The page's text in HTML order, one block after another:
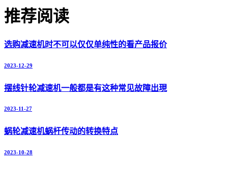
推荐阅读
选购减速机时不可以仅仅单纯性的看产品报价
2023-12-29
摆线针轮减速机一般都是有这种常见故障出現
2023-11-27
蜗轮减速机蜗杆传动的转换特点
2023-10-28